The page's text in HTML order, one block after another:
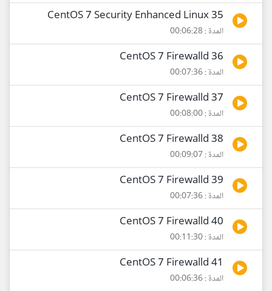
35 CentOS 7 Security Enhanced Linux
المدة : 00:06:28
36 CentOS 7 Firewalld
المدة : 00:07:36
37 CentOS 7 Firewalld
المدة : 00:08:00
38 CentOS 7 Firewalld
المدة : 00:09:07
39 CentOS 7 Firewalld
المدة : 00:07:36
40 CentOS 7 Firewalld
المدة : 00:11:30
41 CentOS 7 Firewalld
المدة : 00:06:36